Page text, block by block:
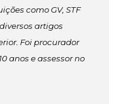
como GV, STF
artigos
Foi procurador
anos e assessor no